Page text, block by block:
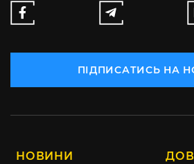
ПІДПИСАТИСЬ НА
НОВИНИ